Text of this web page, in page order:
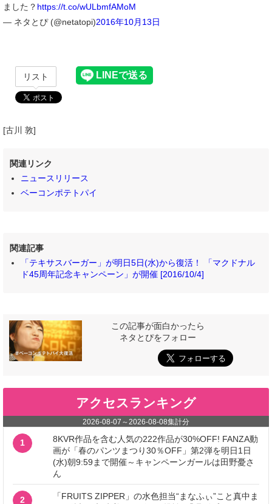
ました？ https://t.co/wULbmfAMoM
— ネタとぴ (@netatopi)2016年10月13日
リスト
[古川 敦]
関連リンク
ニュースリリース
ベーコンポテトパイ
関連記事
「テキサスバーガー」が明日5日(水)から復活！ 「マクドナル
ド45周年記念キャンペーン」が開催 [2016/10/4]
この記事が面白かったら
ネタとぴをフォロー
アクセスランキング
2026-08-07 ～2026-08-08集計分
1
8KVR作品を含む人気の222作品が30%OFF! FANZA動
画が「春のパンツまつり30％OFF」第2弾を明日1日
(水)朝9:59まで開催～キャンペーンガールは田野憂さ
ん
2
「FRUITS ZIPPER」の水色担当“まなふぃ”こと真中ま